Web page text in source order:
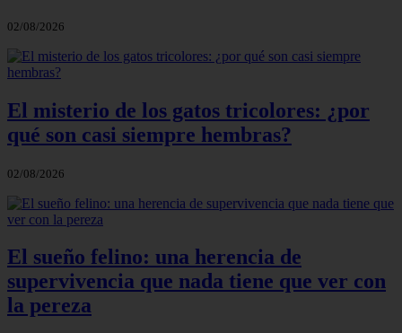
02/08/2026
El misterio de los gatos tricolores: ¿por
qué son casi siempre hembras?
02/08/2026
El sueño felino: una herencia de
supervivencia que nada tiene que ver con
la pereza